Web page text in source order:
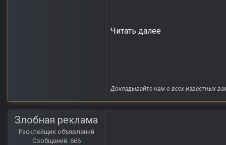
Читать далее
Докладывайте нам о всех известных
Злобная реклама
Расклейщик объявлений
Сообщений: 666